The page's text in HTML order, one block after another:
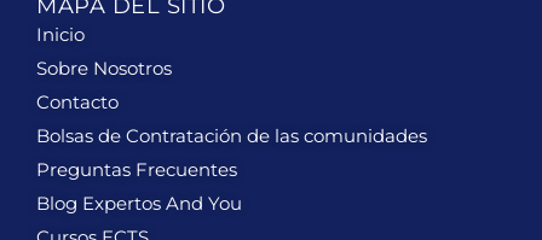
MAPA DEL SITIO
Inicio
Sobre Nosotros
Contacto
Bolsas de Contratación de las comunidades
Preguntas Frecuentes
Blog Expertos And You